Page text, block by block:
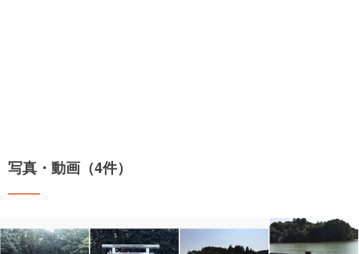
写真・動画（4件）